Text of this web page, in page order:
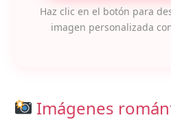
Haz clic en el botón para
imagen personalizada
Imágenes